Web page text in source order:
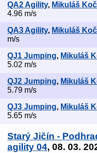
QA2 Agility, Mikuláš
4.96 m/s
QA3 Agility, Mikuláš
m/s
QJ1 Jumping, Mikuláš
5.02 m/s
QJ2 Jumping, Mikuláš
5.79 m/s
QJ3 Jumping, Mikuláš
5.65 m/s
Starý Jičín -
agility 04, 08. 03.